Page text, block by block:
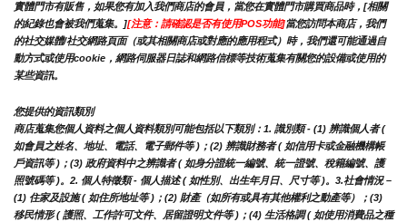
實體門市有販售，如果您有加入我們商店的會員，當您在實體門市購買商品時，[相關
的紀錄也會被我們蒐集。][注意：請確認是否有使用POS功能]當您訪問本商店，我們
的社交媒體/社交網路頁面（或其相關商店或對應的應用程式）時，我們還可能通過自
動方式或使用cookie，網路伺服器日誌和網路信標等技術蒐集有關您的設備或使用的
某些資訊。
您提供的資訊類別
商店蒐集您個人資料之個人資料類別可能包括以下類別：1. 識別類 - (1) 辨識個人者 (
如會員之姓名、地址、電話、電子郵件等 )；(2) 辨識財務者 ( 如信用卡或金融機構帳
戶資訊等 )；(3) 政府資料中之辨識者 ( 如身分證統一編號、統一證號、稅籍編號、護
照號碼等 )。2. 個人特徵類 - 個人描述 ( 如性別、出生年月日、尺寸等 )。3.社會情況 –
(1) 住家及設施 ( 如住所地址等 )；(2) 財產（如所有或具有其他權利之動產等）；(3)
移民情形 ( 護照、工作許可文件、居留證明文件等 )；(4) 生活格調 ( 如使用消費品之種